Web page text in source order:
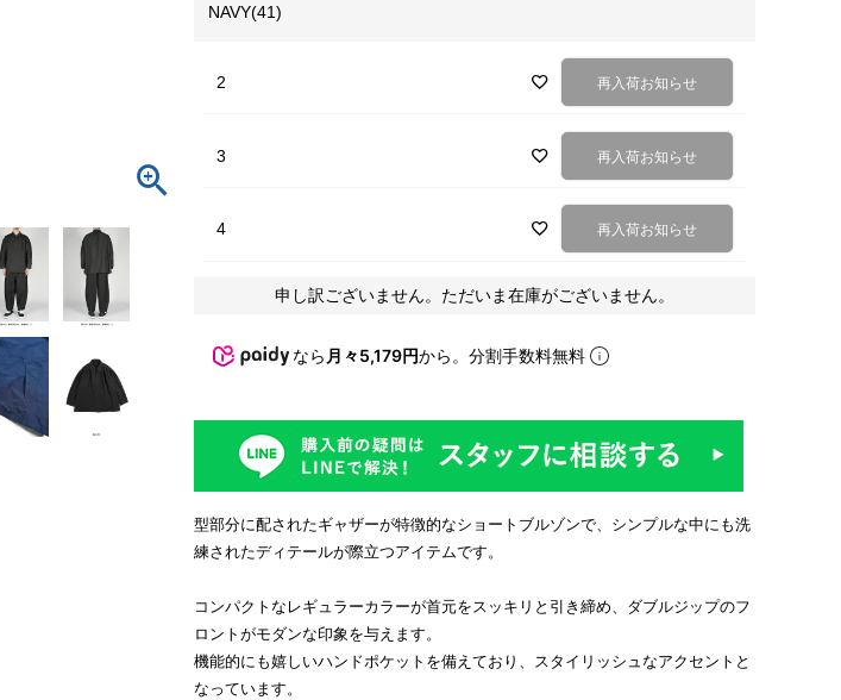
NAVY(41)
2 再入荷お知らせ
3 再入荷お知らせ
4 再入荷お知らせ
申し訳ございません。ただいま在庫がございません。
なら 月々5,179円から。分割手数料無料
型部分に配されたギャザーが特徴的なショートブルゾンで、シンプルな中にも洗
練されたディテールが際立つアイテムです。
コンパクトなレギュラーカラーが首元をスッキリと引き締め、ダブルジップのフ
ロントがモダンな印象を与えます。
機能的にも嬉しいハンドポケットを備えており、スタイリッシュなアクセントと
なっています。